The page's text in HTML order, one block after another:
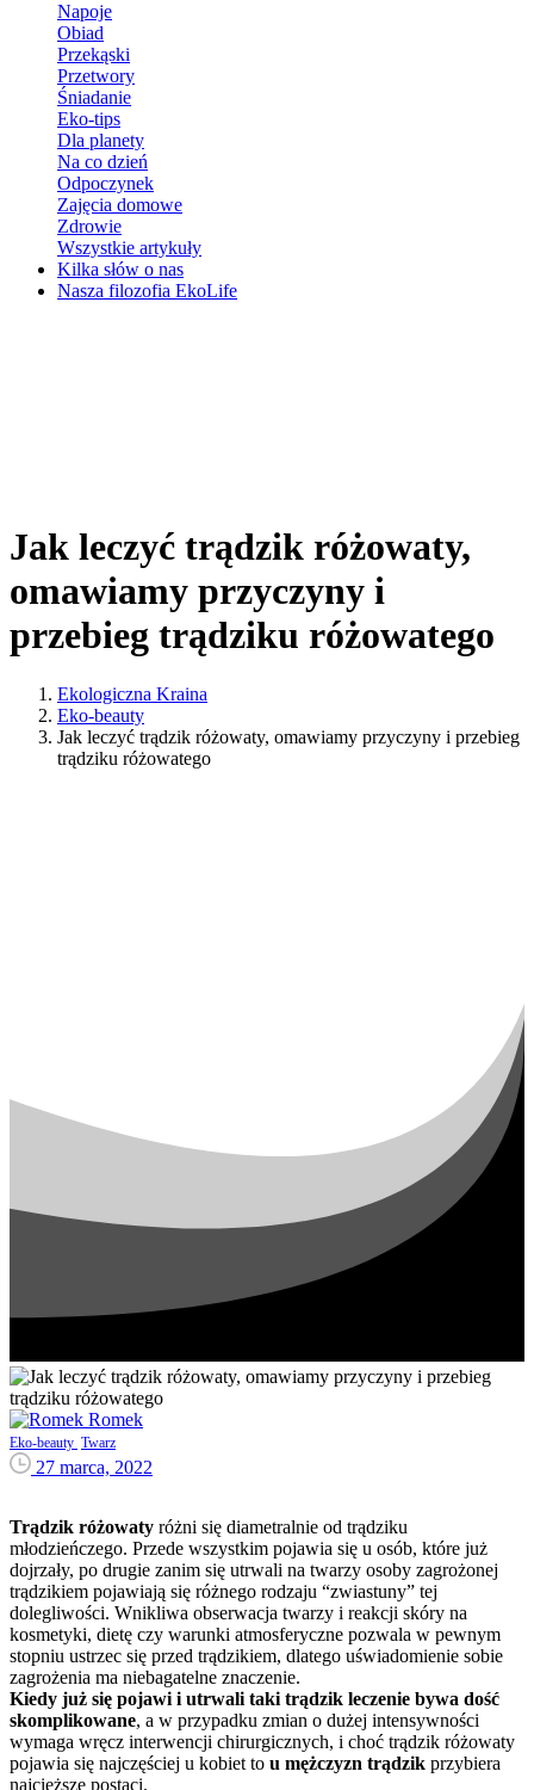
Napoje
Obiad
Przekąski
Przetwory
Śniadanie
Eko-tips
Dla planety
Na co dzień
Odpoczynek
Zajęcia domowe
Zdrowie
Wszystkie artykuły
Kilka słów o nas
Nasza filozofia EkoLife
Jak leczyć trądzik różowaty,
omawiamy przyczyny i
przebieg trądziku różowatego
Ekologiczna Kraina
Eko-beauty
Jak leczyć trądzik różowaty, omawiamy przyczyny i przebieg
trądziku różowatego
Romek
Eko-beauty Twarz
27 marca, 2022
Trądzik różowaty różni się diametralnie od trądziku
młodzieńczego. Przede wszystkim pojawia się u osób, które już
dojrzały, po drugie zanim się utrwali na twarzy osoby zagrożonej
trądzikiem pojawiają się różnego rodzaju “zwiastuny” tej
dolegliwości. Wnikliwa obserwacja twarzy i reakcji skóry na
kosmetyki, dietę czy warunki atmosferyczne pozwala w pewnym
stopniu ustrzec się przed trądzikiem, dlatego uświadomienie sobie
zagrożenia ma niebagatelne znaczenie.
Kiedy już się pojawi i utrwali taki trądzik leczenie bywa dość
skomplikowane, a w przypadku zmian o dużej intensywności
wymaga wręcz interwencji chirurgicznych, i choć trądzik różowaty
pojawia się najczęściej u kobiet to u mężczyzn trądzik przybiera
najcięższe postaci.